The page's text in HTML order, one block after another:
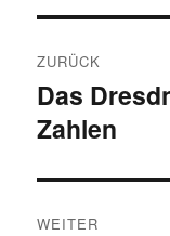
ZURÜCK
Vorheriger
Beitrag:
Das
Zahlen
WEITER